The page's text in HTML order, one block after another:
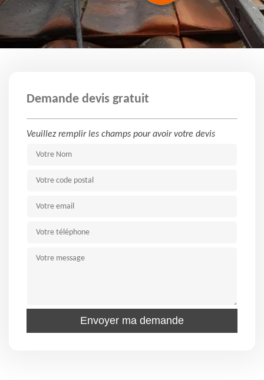
Demande devis gratuit
Veuillez remplir les champs pour avoir votre devis